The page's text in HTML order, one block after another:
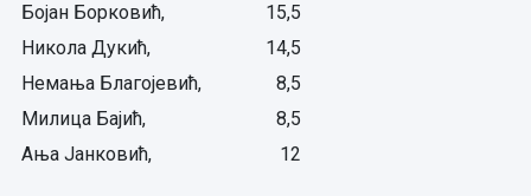
Бојан Борковић,
15,5
Никола Дукић,
14,5
Немања Благојевић,
8,5
Милица Бајић,
8,5
Ања Јанковић,
12